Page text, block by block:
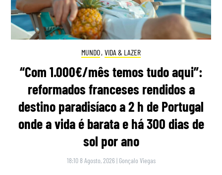
MUNDO, VIDA & LAZER
“Com 1.000€/mês temos tudo aqui”:
reformados franceses rendidos a
destino paradisíaco a 2 h de Portugal
onde a vida é barata e há 300 dias de
sol por ano
18:10 8 Agosto, 2026 | Gonçalo Viegas